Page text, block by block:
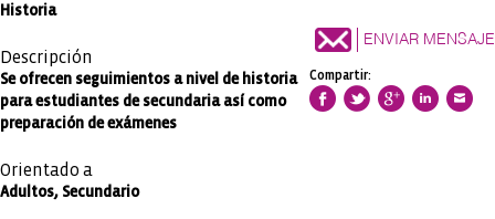
ENVIAR MENSAJE
Compartir:
Historia
Descripción
Se ofrecen seguimientos a nivel de historia
para estudiantes de secundaria así como
preparación de exámenes
Orientado a
Adultos, Secundario